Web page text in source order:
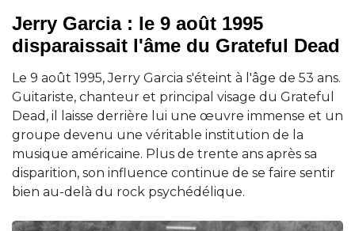
Jerry Garcia : le 9 août 1995
disparaissait l'âme du Grateful Dead
Le 9 août 1995, Jerry Garcia s'éteint à l'âge de 53 ans.
Guitariste, chanteur et principal visage du Grateful
Dead, il laisse derrière lui une œuvre immense et un
groupe devenu une véritable institution de la
musique américaine. Plus de trente ans après sa
disparition, son influence continue de se faire sentir
bien au-delà du rock psychédélique.